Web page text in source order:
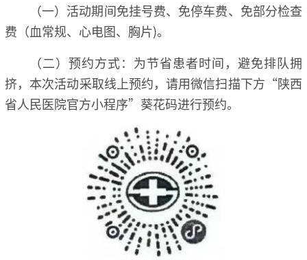
（一）活动期间免挂号费、免停车费、免部分检查
费（血常规、心电图、胸片)。
（二）预约方式：为节省患者时间，避免排队拥
挤，本次活动采取线上预约，请用微信扫描下方“陕西
省人民医院官方小程序”葵花码进行预约。